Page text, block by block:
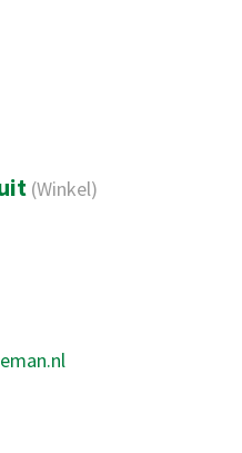
(Winkel)